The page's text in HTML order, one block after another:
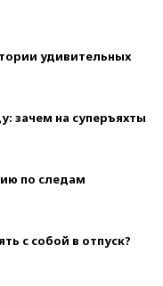
удивительных
зачем на суперъяхты
по следам
с собой в отпуск?